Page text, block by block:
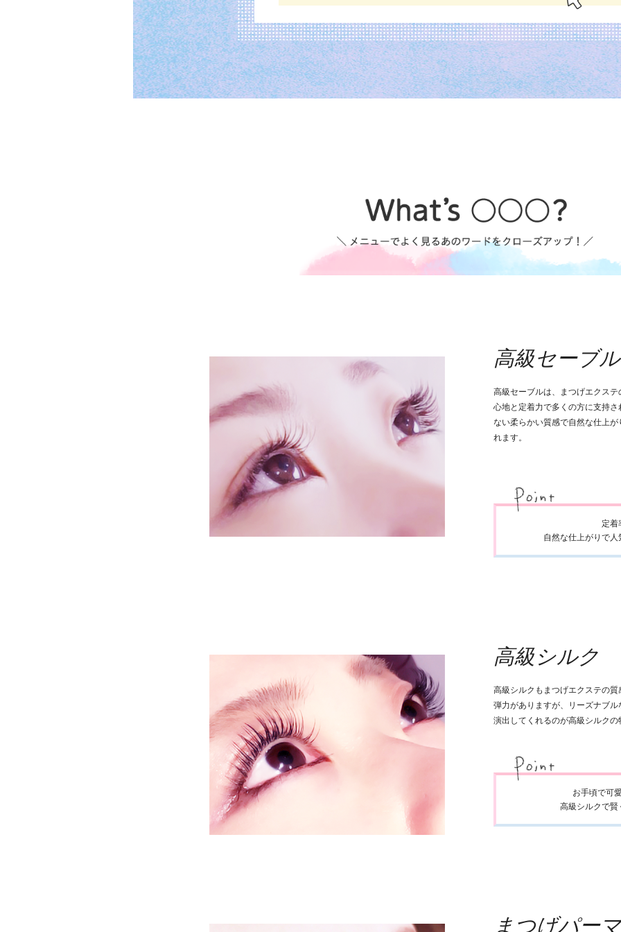
高級セーブル
高級セーブルは、まつげエクス
心地と定着力で多くの方に支持
ない柔らかい質感で自然な仕上
れます。
定
自然な仕上がりで
高級シルク
高級シルクもまつげエクステの
弾力がありますが、リーズナブ
演出してくれるのが高級シルクの
お手頃で可
高級シルクで
まつげパーマ